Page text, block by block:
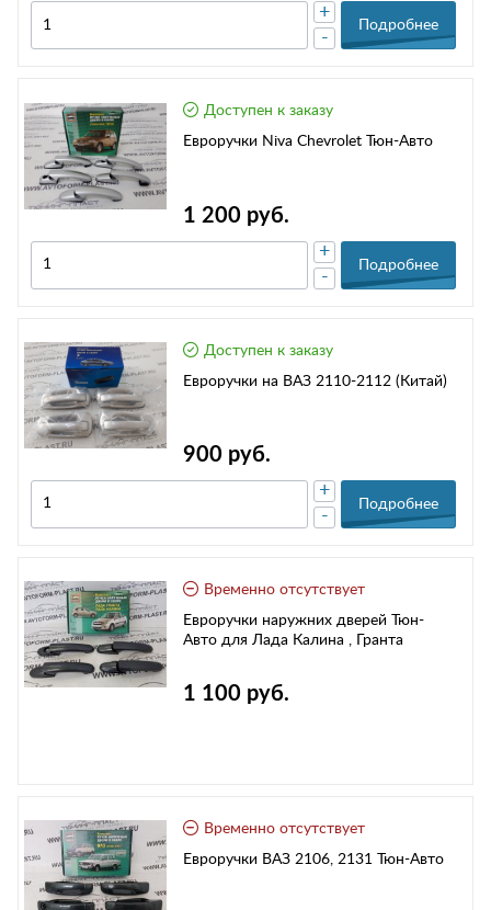
-
+
Подробнее
Доступен к заказу
Евроручки Niva Chevrolet Тюн-Авто
1 200 руб.
-
+
Подробнее
Доступен к заказу
Евроручки на ВАЗ 2110-2112 (Китай)
900 руб.
-
+
Подробнее
Временно отсутствует
Евроручки наружних дверей Тюн-
Авто для Лада Калина , Гранта
1 100 руб.
Временно отсутствует
Евроручки ВАЗ 2106, 2131 Тюн-Авто